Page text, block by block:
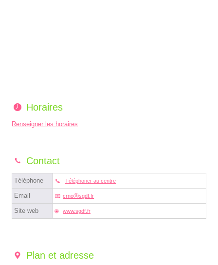
Horaires
Renseigner les horaires
Contact
Téléphone Téléphoner au centre
Email crnoⓐsgdf.fr
Site web www.sgdf.fr
Plan et adresse